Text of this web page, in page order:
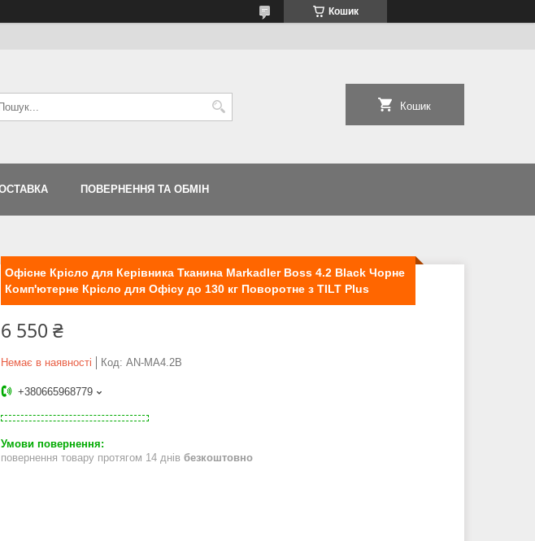
Кошик
Кошик
ПОВЕРНЕННЯ ТА ОБМІН
Офісне Крісло для Керівника Тканина Markadler Boss 4.2 Black Чорне
Комп'ютерне Крісло для Офісу до 130 кг Поворотне з TILT Plus
6 550 ₴
Немає в наявності Код: AN-MA4.2B
+380665968779
повернення товару протягом 14 днів безкоштовно